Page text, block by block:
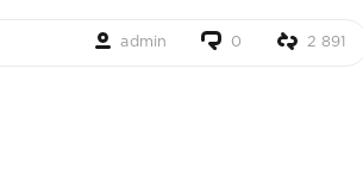
admin 0 2 891